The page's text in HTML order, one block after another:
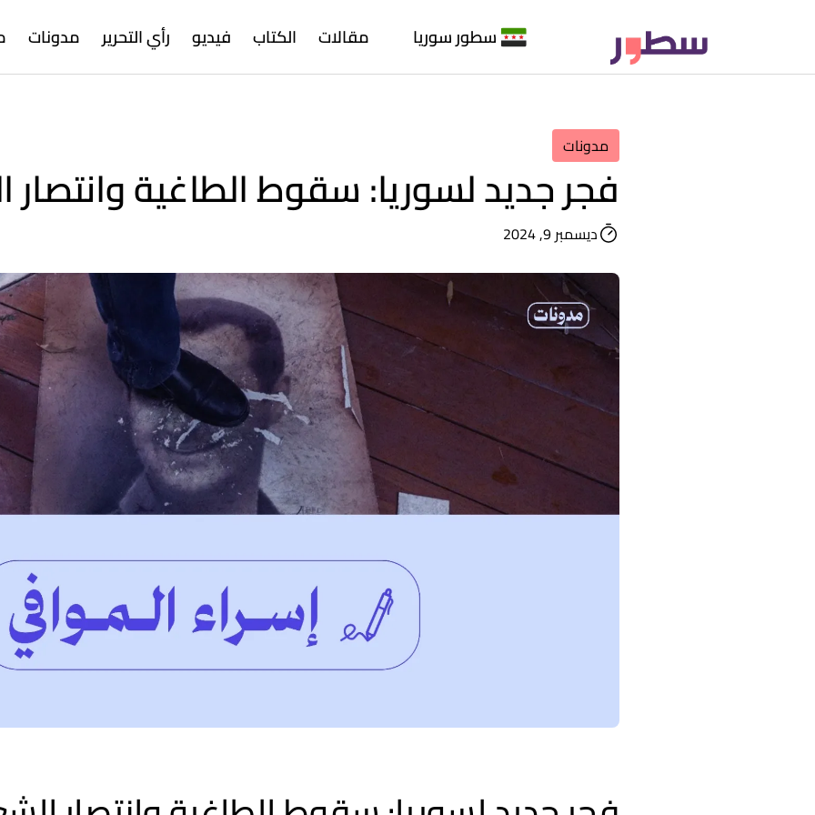
سطور سوريا مقالات الكتاب فيديو رأي التحرير مدونات
مدونات
فجر جديد لسوريا: سقوط الطاغية
ديسمبر 9, 2024